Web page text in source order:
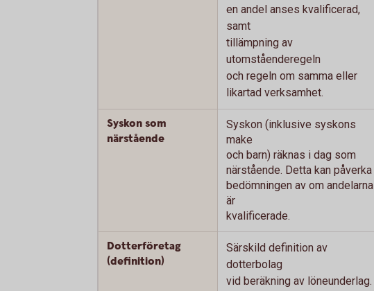
en andel anses kvalificerad,
samt
tillämpning av
utomståenderegeln
och regeln om samma eller
likartad verksamhet.
Syskon som
närstående
Syskon (inklusive syskons
make
och barn) räknas i dag som
närstående. Detta kan påverka
bedömningen av om andelarna
är
kvalificerade.
Dotterföretag
(definition)
Särskild definition av
dotterbolag
vid beräkning av löneunderlag.